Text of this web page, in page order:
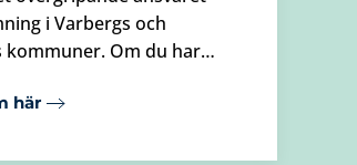
i Varbergs och
kommuner. Om du har…
här